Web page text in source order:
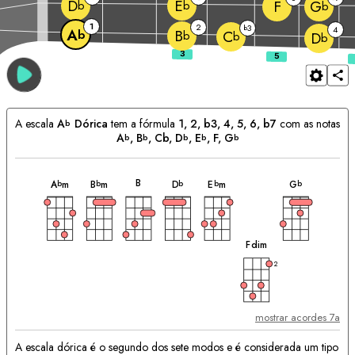
Ab 1 Bb 2 Cb
b3
Db 4
Db Eb F Gb
A escalaAb Dórica tem a fórmula 1, 2, b3, 4, 5, 6, b7com as notas
Ab, Bb, Cb, Db, Eb, F, Gb
Correspondentes:
Abm
Bbm B
Db
Ebm
Fdim
acorde
2
Gb
mostrar acordes 7a
A escala dórica é o segundo dos sete modos e é considerada um tipo